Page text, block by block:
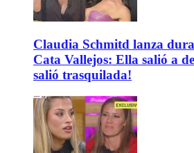
Claudia Schmitd lanza
Cata Vallejos: Ella salió a
salió trasquilada!